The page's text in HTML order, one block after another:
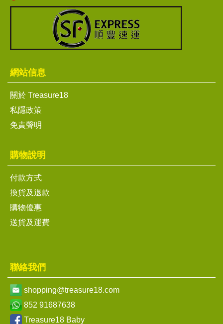
網站信息
關於 Treasure18
私隱政策
免責聲明
購物說明
付款方式
換貨及退款
購物優惠
送貨及運費
聯絡我們
shopping@treasure18.com
852 91687638
Treasure18 Baby